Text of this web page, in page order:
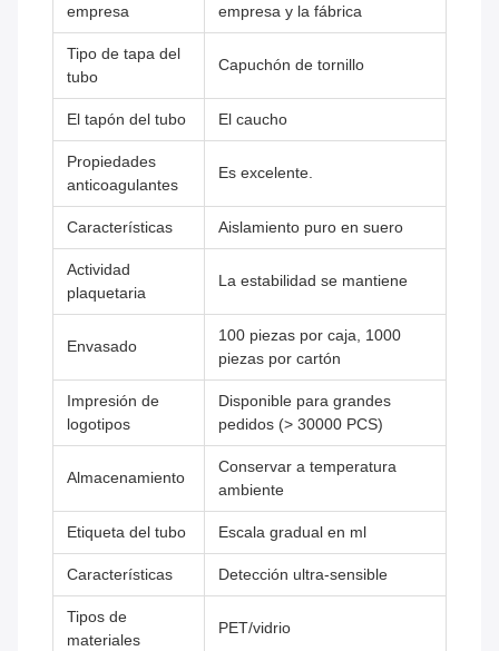
empresa
empresa y la fábrica
Tipo de tapa del
tubo
Capuchón de tornillo
El tapón del tubo El caucho
Propiedades
anticoagulantes
Es excelente.
Características Aislamiento puro en suero
Actividad
plaquetaria
La estabilidad se mantiene
Envasado
100 piezas por caja, 1000
piezas por cartón
Impresión de
logotipos
Disponible para grandes
pedidos (> 30000 PCS)
Almacenamiento
Conservar a temperatura
ambiente
Etiqueta del tubo Escala gradual en ml
Características Detección ultra-sensible
Tipos de
materiales
PET/vidrio